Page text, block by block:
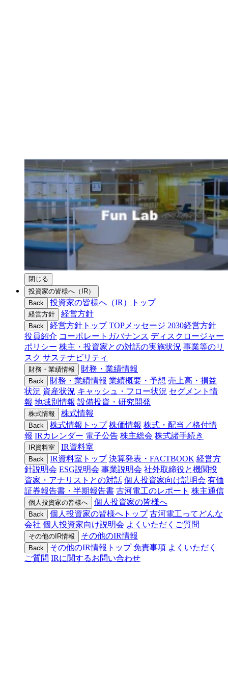
閉じる
投資家の皆様へ（IR）
Back
投資家の皆様へ（IR）トップ
経営方針 経営方針
Back 経営方針トップ TOPメッセージ 2030経営方針
役員紹介 コーポレートガバナンス ディスクロージャー
ポリシー 株主・投資家との対話の実施状況 事業等のリ
スク サステナビリティ
財務・業績情報 財務・業績情報
Back 財務・業績情報 業績概要・予想 売上高・損益
状況 資産状況 キャッシュ・フロー状況 セグメント情
報 地域別情報 設備投資・研究開発
株式情報 株式情報
Back 株式情報トップ 株価情報 株式・配当／格付情
報 IRカレンダー 電子公告 株主総会 株式諸手続き
IR資料室 IR資料室
Back IR資料室トップ 決算発表・FACTBOOK 経営方
針説明会 ESG説明会 事業説明会 社外取締役と機関投
資家・アナリストとの対話 個人投資家向け説明会 有価
証券報告書・半期報告書 古河電工のレポート 株主通信
個人投資家の皆様へ 個人投資家の皆様へ
Back 個人投資家の皆様へトップ 古河電工ってどんな
会社 個人投資家向け説明会 よくいただくご質問
その他のIR情報 その他のIR情報
Back その他のIR情報トップ 免責事項 よくいただく
ご質問 IRに関するお問い合わせ